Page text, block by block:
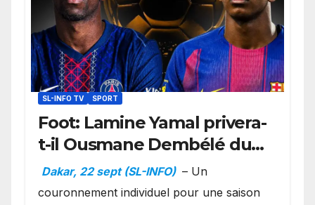
SL-INFO TV SPORT
Foot: Lamine Yamal privera-
t-il Ousmane Dembélé du
Ballon d’or ?
Dakar, 22 sept (SL-INFO) – Un
couronnement individuel pour une saison